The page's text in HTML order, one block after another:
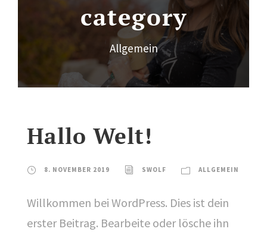
category
Allgemein
Hallo Welt!
8. NOVEMBER 2019 SWOLF ALLGEMEIN
Willkommen bei WordPress. Dies ist dein
erster Beitrag. Bearbeite oder lösche ihn